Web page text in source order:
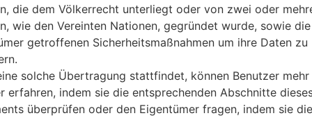
OS Größe
Android 7.x Nougat 1.52 GiB
die dem Völkerrecht unterliegt oder von zwei oder
wie den Vereinten Nationen, gegründet wurde, sowie
getroffenen Sicherheitsmaßnahmen um ihre Daten zu
solche Übertragung stattfindet, können Benutzer mehr
erfahren, indem sie die entsprechenden Abschnitte
überprüfen oder den Eigentümer fragen, indem sie